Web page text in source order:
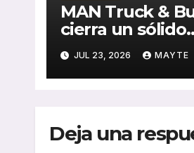
MAN Truck &
cierra un sólido
primer semestre
2026 con
crecimiento en
JUL 23, 2026 MAYTE
Deja una